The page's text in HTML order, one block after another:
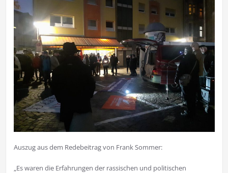
Auszug aus dem Redebeitrag von Frank Sommer:
„Es waren die Erfahrungen der rassischen und politischen